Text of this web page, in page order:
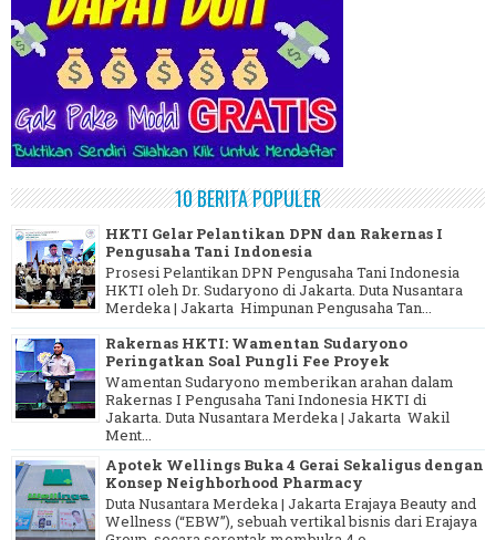
10 BERITA POPULER
HKTI Gelar Pelantikan DPN dan Rakernas I
Pengusaha Tani Indonesia
Prosesi Pelantikan DPN Pengusaha Tani Indonesia
HKTI oleh Dr. Sudaryono di Jakarta. Duta Nusantara
Merdeka | Jakarta Himpunan Pengusaha Tan...
Rakernas HKTI: Wamentan Sudaryono
Peringatkan Soal Pungli Fee Proyek
Wamentan Sudaryono memberikan arahan dalam
Rakernas I Pengusaha Tani Indonesia HKTI di
Jakarta. Duta Nusantara Merdeka | Jakarta Wakil
Ment...
Apotek Wellings Buka 4 Gerai Sekaligus dengan
Konsep Neighborhood Pharmacy
Duta Nusantara Merdeka | Jakarta Erajaya Beauty and
Wellness (“EBW”), sebuah vertikal bisnis dari Erajaya